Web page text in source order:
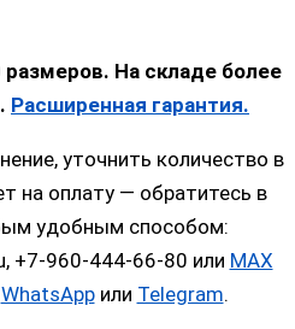
На складе более
Расширенная гарантия.
уточнить количество в
на оплату — обратитесь в
удобным способом:
+7-960-444-66-80 или MAX
WhatsAppили Telegram.